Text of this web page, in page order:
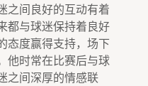
之间良好的互动有着
都与球迷保持着良好
态度赢得支持，场下
他时常在比赛后与球
之间深厚的情感联